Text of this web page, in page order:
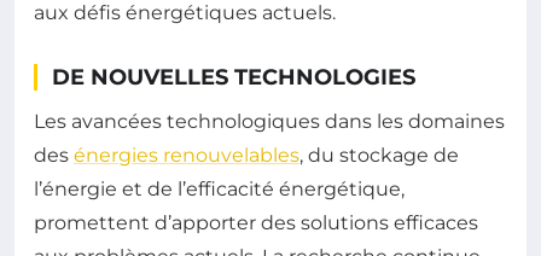
aux défis énergétiques actuels.
DE NOUVELLES TECHNOLOGIES
Les avancées technologiques dans les domaines
des énergies renouvelables, du stockage de
l’énergie et de l’efficacité énergétique,
promettent d’apporter des solutions efficaces